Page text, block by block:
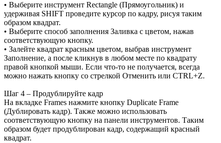
• Выберите инструмент Rectangle (Прямоугольник) и
удерживая SHIFT проведите курсор по кадру, рисуя таким
образом квадрат.
• Выберите способ заполнения Заливка с цветом, нажав
соответствующую кнопку.
• Залейте квадрат красным цветом, выбрав инструмент
Заполнение, а после кликнув в любом месте по квадрату
правой кнопкой мыши. Если что-то не получается, всегда
можно нажать кнопку со стрелкой Отменить или CTRL+Z.
Шаг 4 – Продублируйте кадр
На вкладке Frames нажмите кнопку Duplicate Frame
(Дублировать кадр). Также можно использовать
соответствующую кнопку на панели инструментов. Таким
образом будет продублирован кадр, содержащий красный
квадрат.